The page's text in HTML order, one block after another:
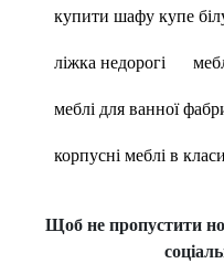
купити шафу купе
ліжка недорогі
меблі для ванної
корпусні меблі в
Щоб не пропустити